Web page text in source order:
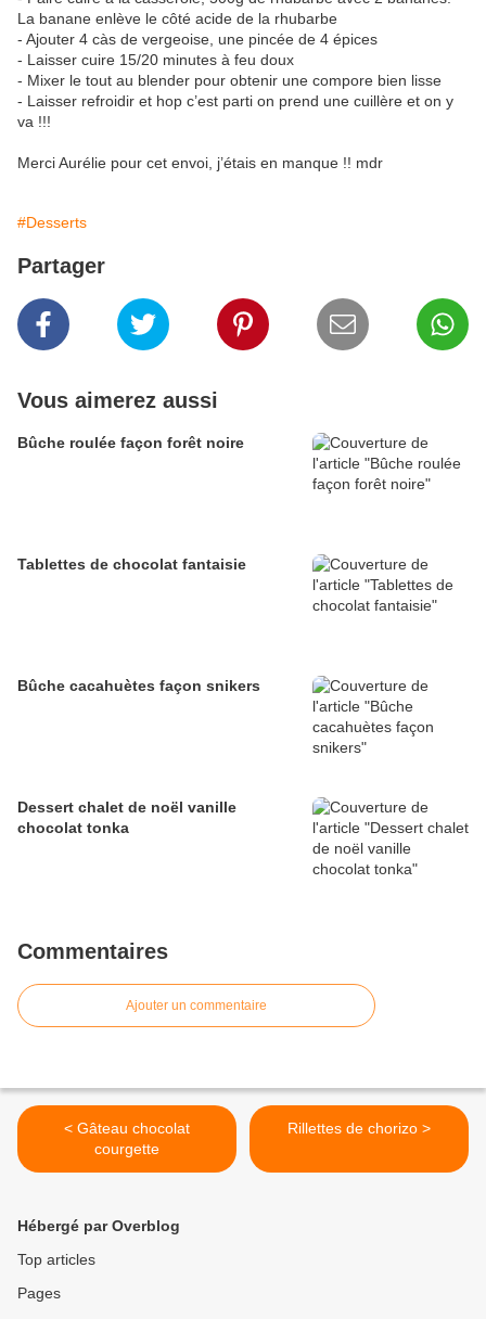
La banane enlève le côté acide de la rhubarbe
- Ajouter 4 càs de vergeoise, une pincée de 4 épices
- Laisser cuire 15/20 minutes à feu doux
- Mixer le tout au blender pour obtenir une compore bien lisse
- Laisser refroidir et hop c’est parti on prend une cuillère et on y
va !!!
Merci Aurélie pour cet envoi, j’étais en manque !! mdr
#Desserts
Partager
Vous aimerez aussi
Bûche roulée façon forêt noire
Tablettes de chocolat fantaisie
Bûche cacahuètes façon snikers
Dessert chalet de noël vanille
chocolat tonka
Commentaires
Ajouter un commentaire
< Gâteau chocolat
courgette
Rillettes de chorizo >
Hébergé par Overblog
Top articles
Pages